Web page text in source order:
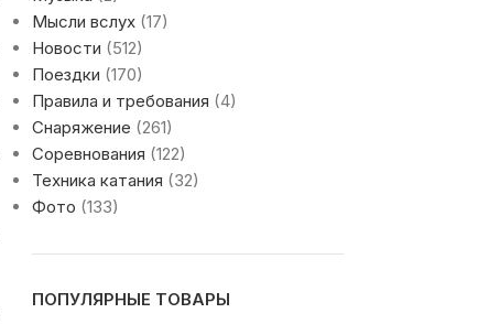
Мысли вслух(17)
Новости (512)
Поездки (170)
Правила и требования (4)
Снаряжение (261)
Соревнования (122)
Техника катания (32)
Фото (133)
ПОПУЛЯРНЫЕ ТОВАРЫ